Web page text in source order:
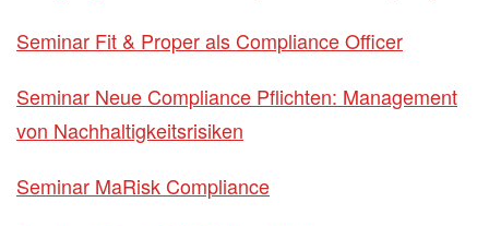
Seminar Fit & Proper als Compliance Officer
Seminar Neue Compliance Pflichten: Management
von Nachhaltigkeitsrisiken
Seminar MaRisk Compliance